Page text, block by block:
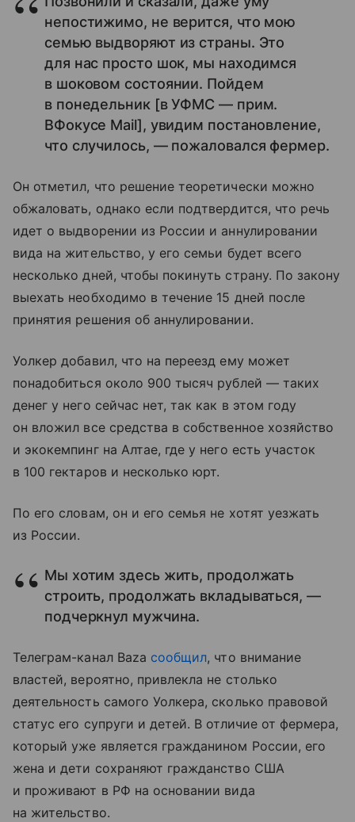
непостижимо, не верится, что мою
семью выдворяют из страны. Это
для нас просто шок, мы находимся
в шоковом состоянии. Пойдем
в понедельник [в УФМС — прим.
ВФокусе Mail], увидим постановление,
что случилось, — пожаловался фермер.
Он отметил, что решение теоретически можно
обжаловать, однако если подтвердится, что речь
идет о выдворении из России и аннулировании
вида на жительство, у его семьи будет всего
несколько дней, чтобы покинуть страну. По закону
выехать необходимо в течение 15 дней после
принятия решения об аннулировании.
Уолкер добавил, что на переезд ему может
понадобиться около 900 тысяч рублей — таких
денег у него сейчас нет, так как в этом году
он вложил все средства в собственное хозяйство
и экокемпинг на Алтае, где у него есть участок
в 100 гектаров и несколько юрт.
По его словам, он и его семья не хотят уезжать
из России.
Мы хотим здесь жить, продолжать
строить, продолжать вкладываться, —
подчеркнул мужчина.
Телеграм-канал Baza сообщил, что внимание
властей, вероятно, привлекла не столько
деятельность самого Уолкера, сколько правовой
статус его супруги и детей. В отличие от фермера,
который уже является гражданином России, его
жена и дети сохраняют гражданство США
и проживают в РФ на основании вида
на жительство.